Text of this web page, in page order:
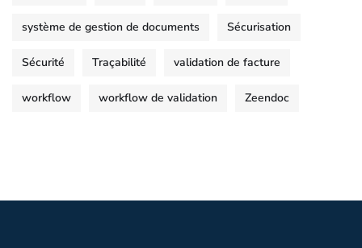
système de gestion de documents Sécurisation
Sécurité Traçabilité validation de facture
workflow workflow de validation Zeendoc